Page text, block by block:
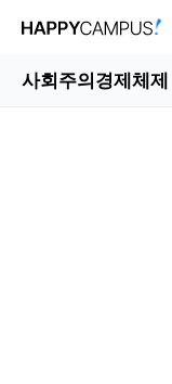
사회주의경제체제